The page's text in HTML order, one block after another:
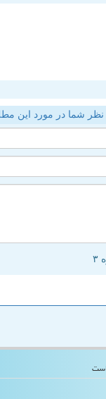
نظر شما در مورد این